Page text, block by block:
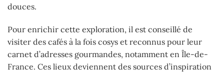
douces.
Pour enrichir cette exploration, il est conseillé de
visiter des cafés à la fois cosys et reconnus pour leur
carnet d’adresses gourmandes, notamment en Île-de-
France. Ces lieux deviennent des sources d’inspiration